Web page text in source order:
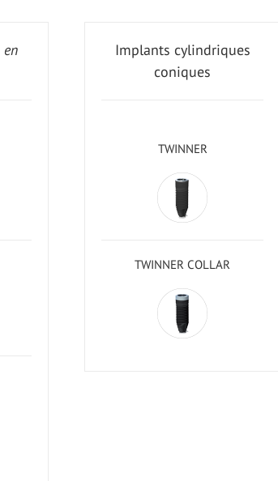
en
Implants cylindriques
coniques
TWINNER
TWINNER COLLAR